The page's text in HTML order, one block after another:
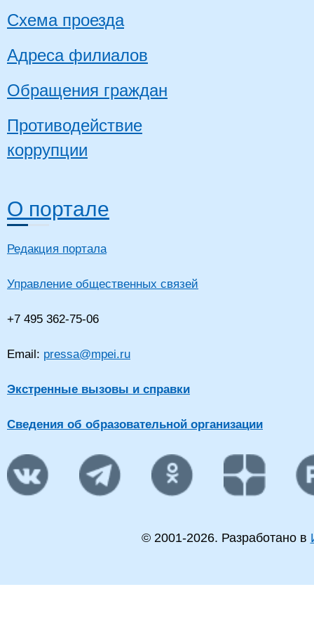
Схема проезда
Адреса филиалов
Обращения граждан
Противодействие
коррупции
О портале
Редакция портала
Управление общественных связей
+7 495 362-75-06
Email: pressa@mpei.ru
Экстренные вызовы и справки
Сведения об образовательной организации
© 2001-2026. Разработано в